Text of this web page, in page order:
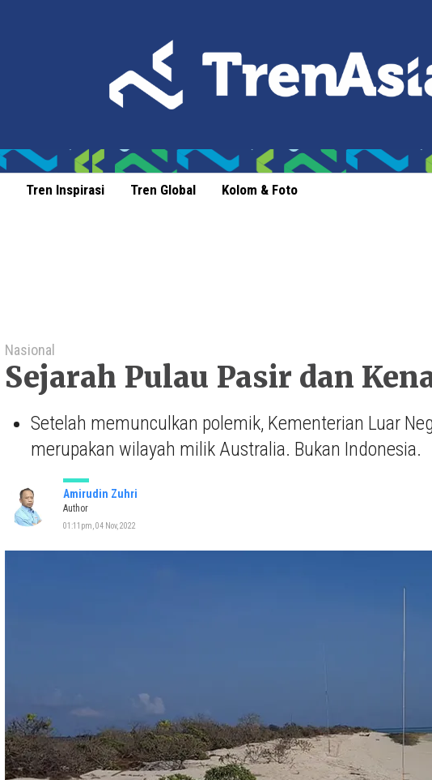
Tren Inspirasi Tren Global Kolom & Foto
Nasional
Sejarah Pulau Pasir dan
Setelah memunculkan polemik, Kementerian Luar
merupakan wilayah milik Australia. Bukan Indonesia.
Amirudin Zuhri
Author
01:11pm, 04 Nov, 2022